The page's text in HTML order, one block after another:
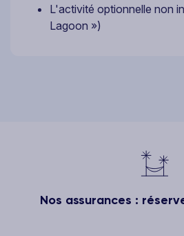
L'activité optionnelle non
Lagoon »)
Nos assurances :